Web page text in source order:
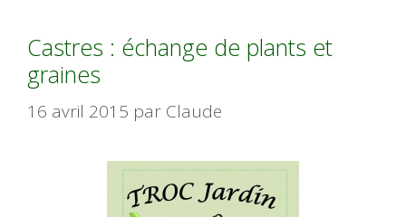
Castres : échange de plants et
graines
16 avril 2015 par Claude